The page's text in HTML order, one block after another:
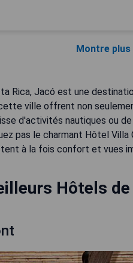
Montre plus
Rica, Jacó est une
ville offrent non
d'activités nautiques ou
pas le charmant Hôtel
à la fois confort et vues
Hôtels